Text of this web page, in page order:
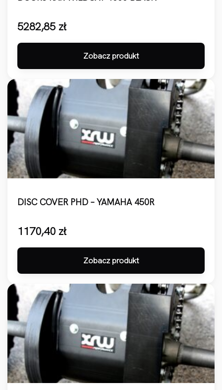
5282,85 zł
Zobacz produkt
DISC COVER PHD – YAMAHA 450R
1170,40 zł
Zobacz produkt